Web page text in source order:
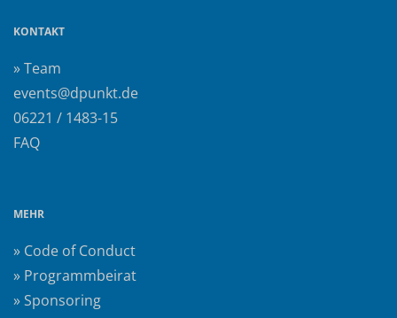
KONTAKT
» Team
events@dpunkt.de
06221 / 1483-15
FAQ
MEHR
» Code of Conduct
» Programmbeirat
» Sponsoring